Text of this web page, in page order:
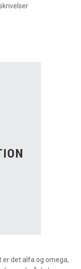
er det alfa og omega,